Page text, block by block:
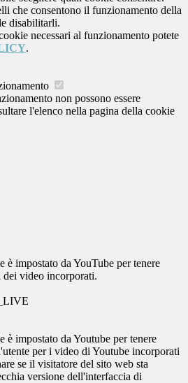
che consentono il funzionamento della
disabilitarli.
necessari al funzionamento potete
.
non possono essere
l'elenco nella pagina della cookie
è impostato da YouTube per tenere
video incorporati.
è impostato da Youtube per tenere
per i video di Youtube incorporati
se il visitatore del sito web sta
versione dell'interfaccia di